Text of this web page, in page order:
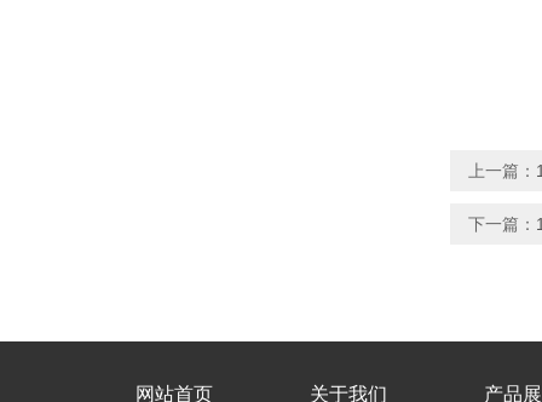
上一篇：
下一篇：
网站首页 关于我们 产品